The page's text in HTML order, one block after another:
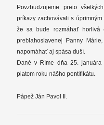
Povzbudzujeme preto
príkazy zachovávali s
že sa bude rozmáhať horlivá
preblahoslavenej Panny
napomáhať aj spása duší.
Dané v Ríme dňa 25. januára
piatom roku nášho pontifikátu.
Pápež Ján Pavol II.